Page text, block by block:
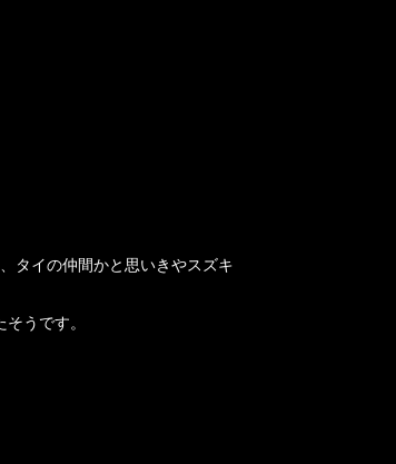
タイの仲間かと思いきやスズキ
うです。